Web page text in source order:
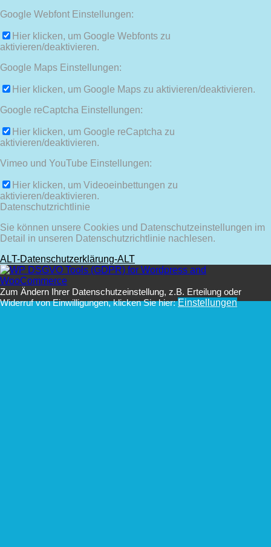
Google Webfont Einstellungen:
Hier klicken, um Google Webfonts zu
aktivieren/deaktivieren.
Google Maps Einstellungen:
Hier klicken, um Google Maps zu aktivieren/deaktivieren.
Google reCaptcha Einstellungen:
Hier klicken, um Google reCaptcha zu
aktivieren/deaktivieren.
Vimeo und YouTube Einstellungen:
Hier klicken, um Videoeinbettungen zu
aktivieren/deaktivieren.
Datenschutzrichtlinie
Sie können unsere Cookies und Datenschutzeinstellungen im
Detail in unseren Datenschutzrichtlinie nachlesen.
ALT-Datenschutzerklärung-ALT
Zum Ändern Ihrer Datenschutzeinstellung, z.B. Erteilung oder
Widerruf von Einwilligungen, klicken Sie hier:Einstellungen